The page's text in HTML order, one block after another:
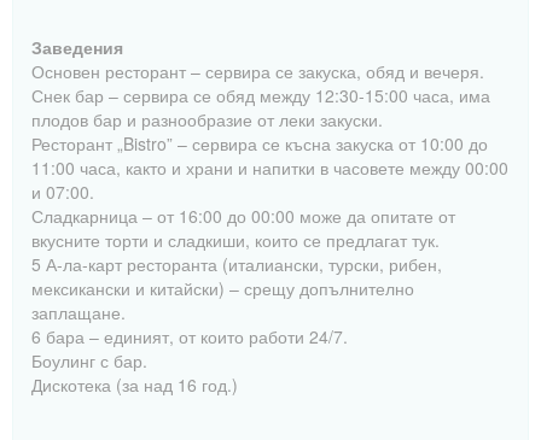
Заведения
Основен ресторант – сервира се закуска, обяд и вечеря.
Снек бар – сервира се обяд между 12:30-15:00 часа, има
плодов бар и разнообразие от леки закуски.
Ресторант „Bistro” – сервира се късна закуска от 10:00 до
11:00 часа, както и храни и напитки в часовете между 00:00
и 07:00.
Сладкарница – от 16:00 до 00:00 може да опитате от
вкусните торти и сладкиши, които се предлагат тук.
5 А-ла-карт ресторанта (италиански, турски, рибен,
мексикански и китайски) – срещу допълнително
заплащане.
6 бара – единият, от които работи 24/7.
Боулинг с бар.
Дискотека (за над 16 год.)